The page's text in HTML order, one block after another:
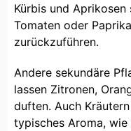
Kürbis und
Tomaten oder
zurückzuführen.
Andere sekundäre
lassen Zitronen,
duften. Auch
typisches Aroma,